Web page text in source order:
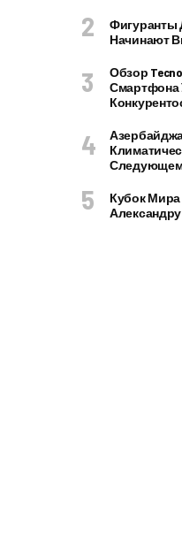
Начинают
Обзор
Смартфона
Кубок